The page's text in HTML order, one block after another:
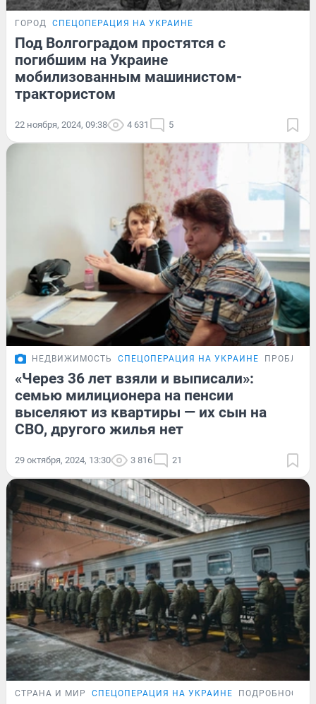
ГОРОД СПЕЦОПЕРАЦИЯ НА УКРАИНЕ
Под Волгоградом простятся с
погибшим на Украине
мобилизованным машинистом-
трактористом
22 ноября, 2024, 09:38 4 631 5
НЕДВИЖИМОСТЬ СПЕЦОПЕРАЦИЯ НА УКРАИНЕ ПРОБЛЕМА
«Через 36 лет взяли и выписали»:
семью милиционера на пенсии
выселяют из квартиры — их сын на
СВО, другого жилья нет
29 октября, 2024, 13:30 3 816 21
СТРАНА И МИР СПЕЦОПЕРАЦИЯ НА УКРАИНЕ ПОДРОБНОСТИ